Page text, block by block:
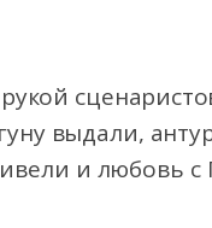
выдали,
и любовь с